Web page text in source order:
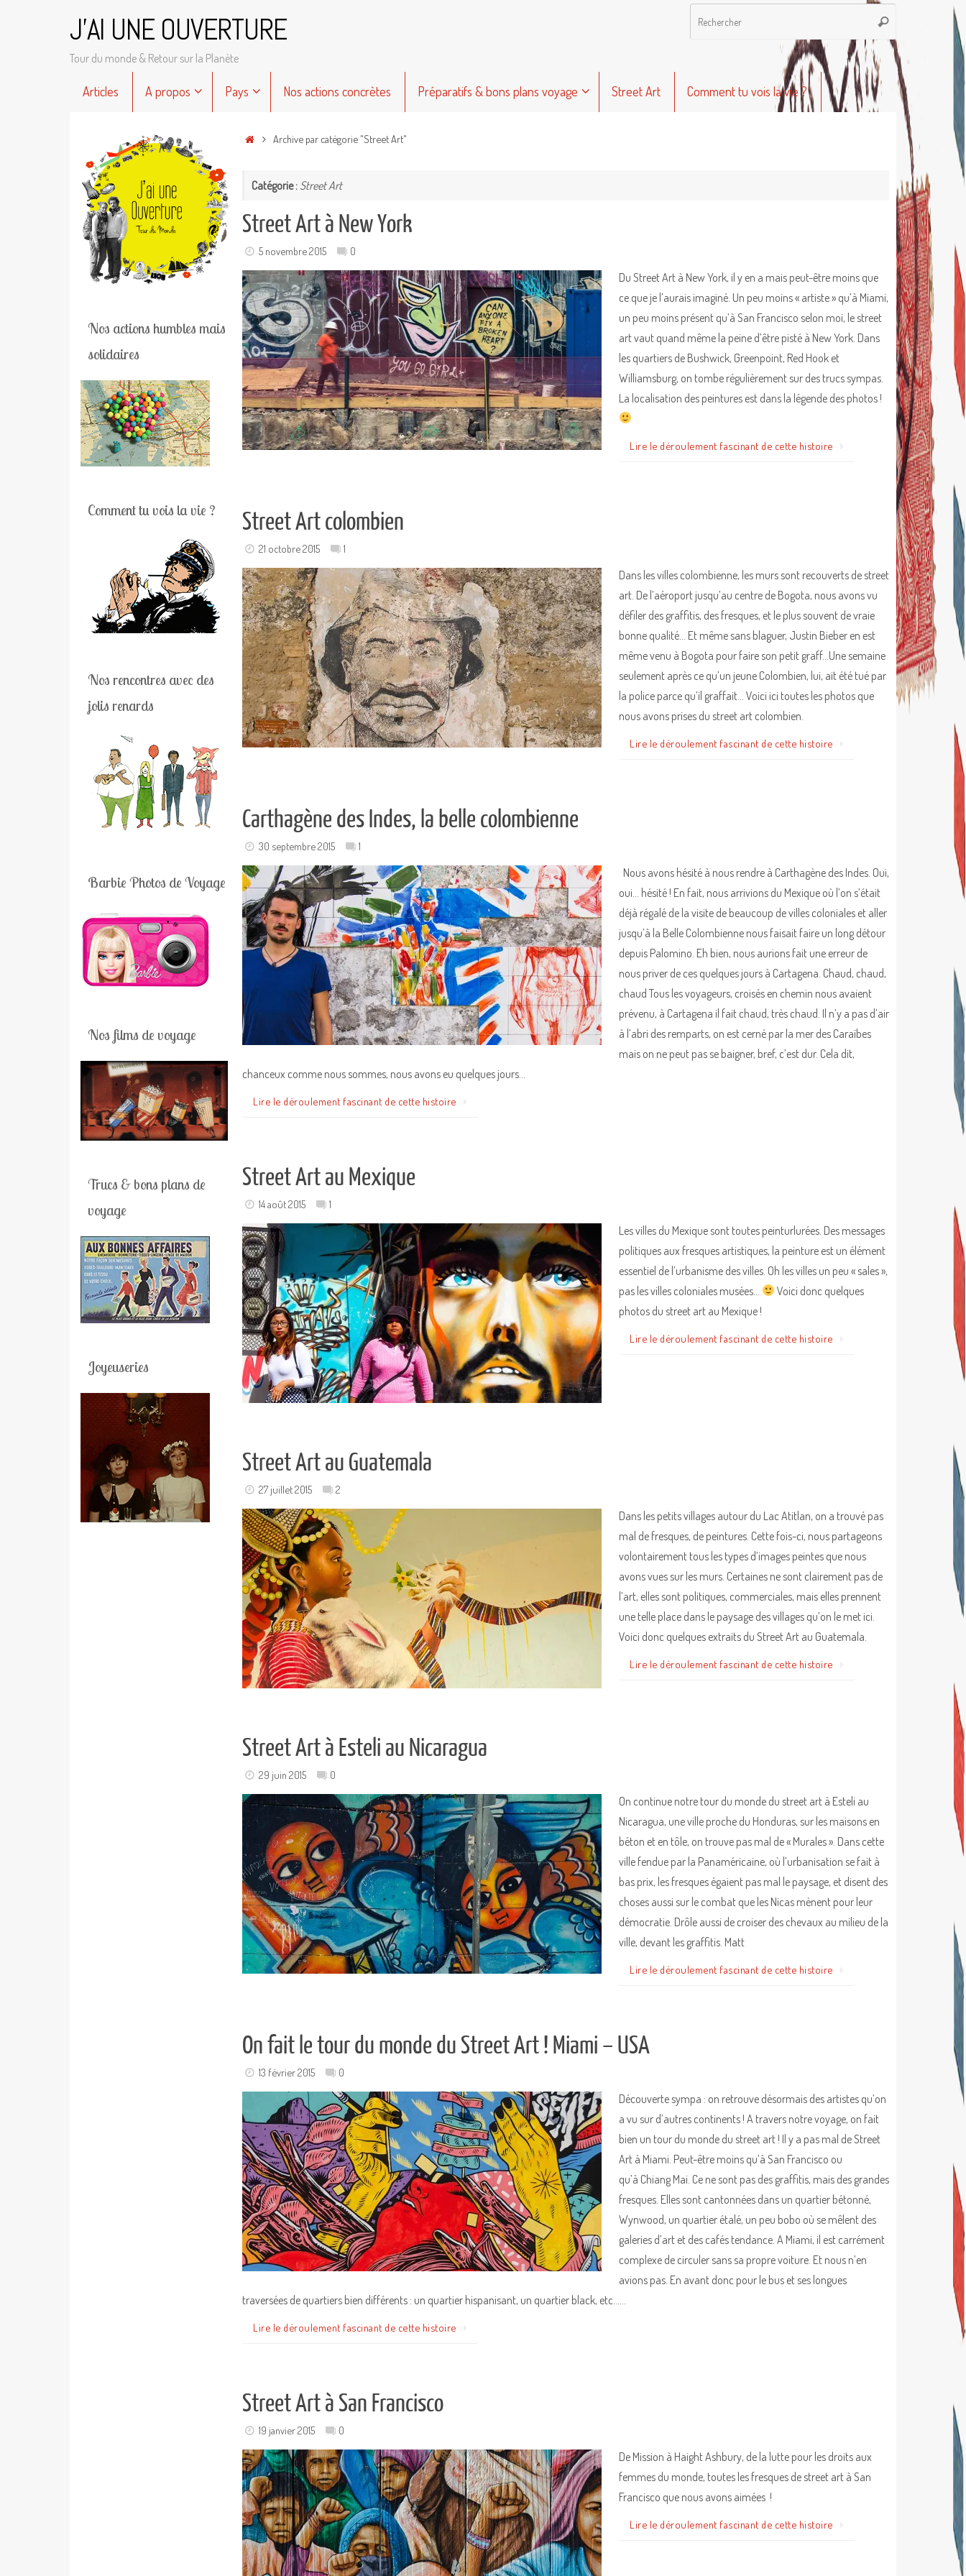
J'AI UNE OUVERTURE
Tour du monde & Retour sur la Planète
:
Rechercher
Articles A propos Pays Nos actions concrètes Préparatifs & bons plans voyage Street Art Comment tu vois la vie ?
AccueilArchive par catégorie "Street Art"
Catégorie : Street Art
Street Art à New York
5 novembre 2015 0
Du Street Art à New York, il y en a mais peut-être moins que
ce que je l’aurais imaginé. Un peu moins « artiste » qu’à Miami,
un peu moins présent qu’à San Francisco selon moi, le street
art vaut quand même la peine d’être pisté à New York. Dans
les quartiers de Bushwick, Greenpoint, Red Hook et
Williamsburg, on tombe régulièrement sur des trucs sympas.
La localisation des peintures est dans la légende des photos !
Lire le déroulement fascinant de cette histoire
Street Art colombien
21 octobre 2015 1
Dans les villes colombienne, les murs sont recouverts de street
art. De l’aéroport jusqu’au centre de Bogota, nous avons vu
défiler des graffitis, des fresques, et le plus souvent de vraie
bonne qualité… Et même sans blaguer, Justin Bieber en est
même venu à Bogota pour faire son petit graff…Une semaine
seulement après ce qu’un jeune Colombien, lui, ait été tué par
la police parce qu’il graffait… Voici ici toutes les photos que
nous avons prises du street art colombien.
Lire le déroulement fascinant de cette histoire
Carthagène des Indes, la belle colombienne
30 septembre 2015 1
Nous avons hésité à nous rendre à Carthagène des Indes. Oui,
oui… hésité ! En fait, nous arrivions du Mexique où l’on s’était
déjà régalé de la visite de beaucoup de villes coloniales et aller
jusqu’à la Belle Colombienne nous faisait faire un long détour
depuis Palomino. Eh bien, nous aurions fait une erreur de
nous priver de ces quelques jours à Cartagena. Chaud, chaud,
chaud Tous les voyageurs, croisés en chemin nous avaient
prévenu, à Cartagena il fait chaud, très chaud. Il n’y a pas d’air
à l’abri des remparts, on est cerné par la mer des Caraïbes
mais on ne peut pas se baigner, bref, c’est dur. Cela dit,
chanceux comme nous sommes, nous avons eu quelques jours…
Lire le déroulement fascinant de cette histoire
Street Art au Mexique
14 août 2015 1
Les villes du Mexique sont toutes peinturlurées. Des messages
politiques aux fresques artistiques, la peinture est un élément
essentiel de l’urbanisme des villes. Oh les villes un peu « sales »,
pas les villes coloniales musées…
Voici donc quelques
photos du street art au Mexique !
Lire le déroulement fascinant de cette histoire
Street Art au Guatemala
27 juillet 2015 2
Dans les petits villages autour du Lac Atitlan, on a trouvé pas
mal de fresques, de peintures. Cette fois-ci, nous partageons
volontairement tous les types d’images peintes que nous
avons vues sur les murs. Certaines ne sont clairement pas de
l’art, elles sont politiques, commerciales, mais elles prennent
une telle place dans le paysage des villages qu’on le met ici.
Voici donc quelques extraits du Street Art au Guatemala.
Lire le déroulement fascinant de cette histoire
Street Art à Esteli au Nicaragua
29 juin 2015 0
On continue notre tour du monde du street art à Esteli au
Nicaragua, une ville proche du Honduras, sur les maisons en
béton et en tôle, on trouve pas mal de « Murales ». Dans cette
ville fendue par la Panaméricaine, où l’urbanisation se fait à
bas prix, les fresques égaient pas mal le paysage, et disent des
choses aussi sur le combat que les Nicas mènent pour leur
démocratie. Drôle aussi de croiser des chevaux au milieu de la
ville, devant les graffitis. Matt
Lire le déroulement fascinant de cette histoire
On fait le tour du monde du Street Art ! Miami – USA
13 février 2015 0
Découverte sympa : on retrouve désormais des artistes qu’on
a vu sur d’autres continents ! A travers notre voyage, on fait
bien un tour du monde du street art ! Il y a pas mal de Street
Art à Miami. Peut-être moins qu’à San Francisco ou
qu’à Chiang Mai. Ce ne sont pas des graffitis, mais des grandes
fresques. Elles sont cantonnées dans un quartier bétonné,
Wynwood, un quartier étalé, un peu bobo où se mêlent des
galeries d’art et des cafés tendance. A Miami, il est carrément
complexe de circuler sans sa propre voiture. Et nous n’en
avions pas. En avant donc pour le bus et ses longues
traversées de quartiers bien différents : un quartier hispanisant, un quartier black, etc……
Lire le déroulement fascinant de cette histoire
Street Art à San Francisco
19 janvier 2015 0
De Mission à Haight Ashbury, de la lutte pour les droits aux
femmes du monde, toutes les fresques de street art à San
Francisco que nous avons aimées !
Lire le déroulement fascinant de cette histoire
Nos actions humbles mais
solidaires
Comment tu vois la vie ?
Nos rencontres avec des
jolis renards
Barbie Photos de Voyage
Nos films de voyage
Trucs & bons plans de
voyage
Joyeuseries